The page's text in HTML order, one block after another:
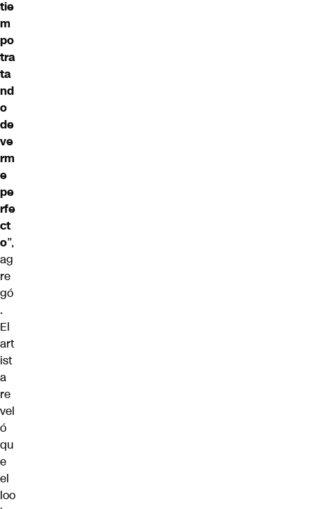
tie
m
po
tra
ta
nd
o
de
ve
rm
e
pe
rfe
ct
o”,
ag
re
gó
.
El
art
ist
a
re
vel
ó
qu
e
el
loo